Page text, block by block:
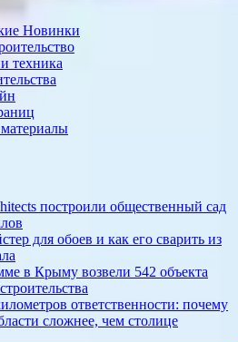
Новинки
техника
построили общественный сад
для обоев и как его сварить из
в Крыму возвели 542 объекта
ответственности: почему
сложнее, чем столице